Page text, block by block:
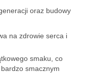
oraz budowy
na zdrowie serca i
smaku, co
smacznym